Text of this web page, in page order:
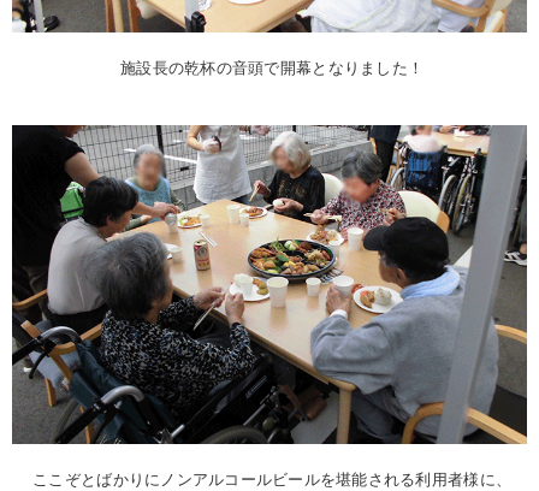
施設長の乾杯の音頭で開幕となりました！
ここぞとばかりにノンアルコールビールを堪能される利用者様に、